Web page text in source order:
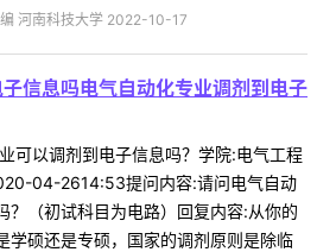
河南科技大学 2022-10-17
信息吗电气自动化专业调剂到电子
可以调剂到电子信息吗？学院:电气工程
04-2614:53提问内容:请问电气自动
？（初试科目为电路）回复内容:从你的
学硕还是专硕，国家的调剂原则是除临